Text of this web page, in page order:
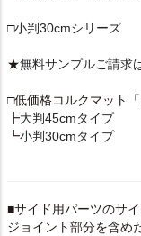
□小判30cmシリーズ
★無料サンプルご請求
□低価格コルクマット
┣大判45cmタイプ
┗小判30cmタイプ
■サイド用パーツのサ
ジョイント部分を含め